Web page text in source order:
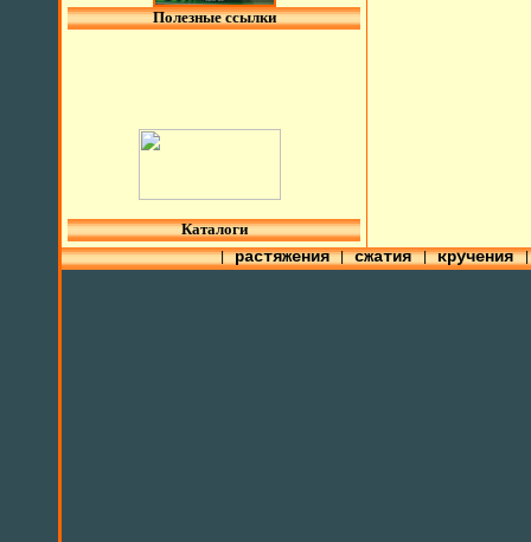
Полезные ссылки
Каталоги
|растяжения|сжатия|кручения